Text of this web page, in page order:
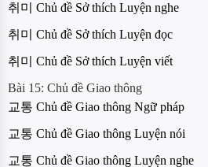
취미 Chủ đề Sở thích Luyện nghe
취미 Chủ đề Sở thích Luyện đọc
취미 Chủ đề Sở thích Luyện viết
Bài 15: Chủ đề Giao thông
교통 Chủ đề Giao thông Ngữ pháp
교통 Chủ đề Giao thông Luyện nói
교통 Chủ đề Giao thông Luyện nghe